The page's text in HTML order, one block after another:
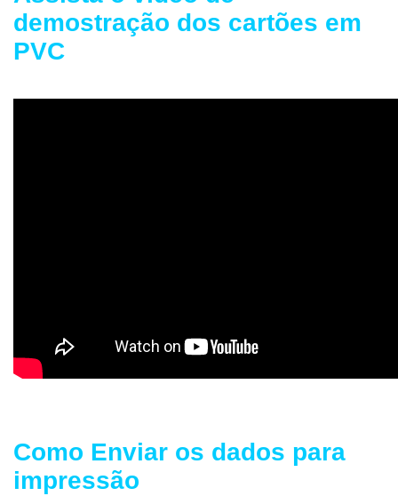
demostração dos cartões em
PVC
Como Enviar os dados para
impressão